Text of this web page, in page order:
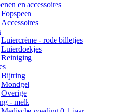
en accessoires
Fopspeen
Accessoires
Luiercrème - rode billetjes
Luierdoekjes
Reiniging
Bijtring
Mondgel
Overige
- melk